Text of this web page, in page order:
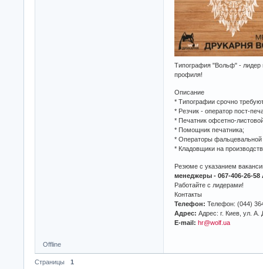
Типография "Вольф" - лидер
профиля!
Описание
* Типографии срочно
* Резчик - оператор пост-
* Печатник офсетно-
* Помощник печатника;
* Операторы
* Кладовщики на
Резюме с указанием
менеджеры - 067-406-26-58
Работайте с лидерами!
Контакты
Телефон: Телефон: (044)
Адрес: Адрес: г. Киев, ул. А.
E-mail: hr@wolf.ua
Offline
Страницы 1